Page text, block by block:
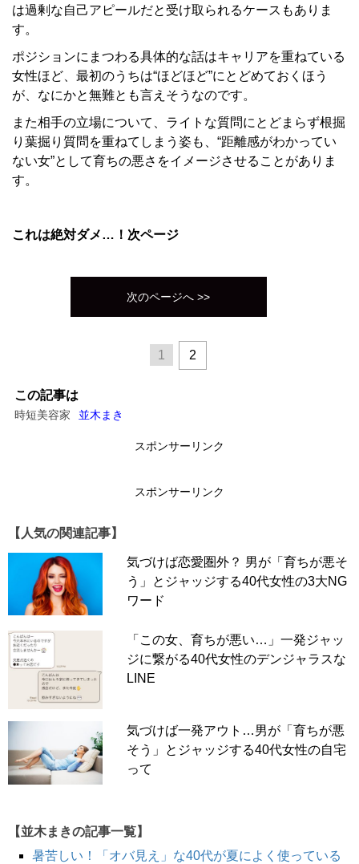
は過剰な自己アピールだと受け取られるケースもありま
す。
ポジションにまつわる具体的な話はキャリアを重ねている
女性ほど、最初のうちは“ほどほど”にとどめておくほう
が、なにかと無難とも言えそうなのです。
また相手の立場について、ライトな質問にとどまらず根掘
り葉掘り質問を重ねてしまう姿も、“距離感がわかってい
ない女”として育ちの悪さをイメージさせることがありま
す。
これは絶対ダメ…！次ページ
次のページへ >>
1 2
この記事は
時短美容家 並木まき
スポンサーリンク
スポンサーリンク
【人気の関連記事】
気づけば恋愛圏外？ 男が「育ちが悪そ
う」とジャッジする40代女性の3大NG
ワード
「この女、育ちが悪い…」一発ジャッ
ジに繋がる40代女性のデンジャラスな
LINE
気づけば一発アウト…男が「育ちが悪
そう」とジャッジする40代女性の自宅
って
【並木まきの記事一覧】
暑苦しい！「オバ見え」な40代が夏によく使っている